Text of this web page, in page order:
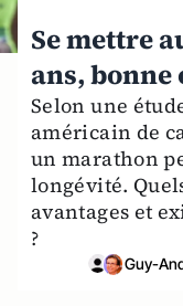
Se mettre
ans, bonne
Selon une
américain de
un marathon
longévité.
avantages et
?
Guy-